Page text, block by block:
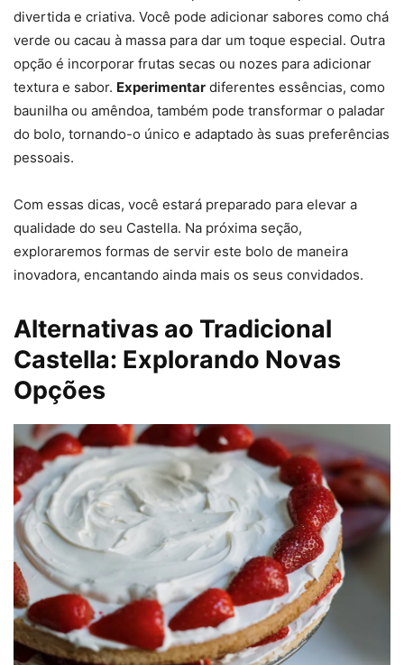
divertida e criativa. Você pode adicionar sabores como chá
verde ou cacau à massa para dar um toque especial. Outra
opção é incorporar frutas secas ou nozes para adicionar
textura e sabor. Experimentar diferentes essências, como
baunilha ou amêndoa, também pode transformar o paladar
do bolo, tornando-o único e adaptado às suas preferências
pessoais.
Com essas dicas, você estará preparado para elevar a
qualidade do seu Castella. Na próxima seção,
exploraremos formas de servir este bolo de maneira
inovadora, encantando ainda mais os seus convidados.
Alternativas ao Tradicional
Castella: Explorando Novas
Opções